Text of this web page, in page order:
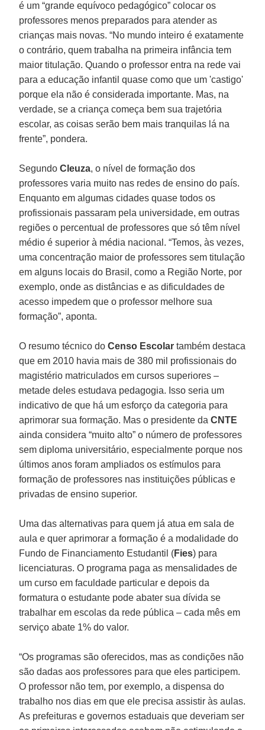
é um “grande equívoco pedagógico” colocar os
professores menos preparados para atender as
crianças mais novas. “No mundo inteiro é exatamente
o contrário, quem trabalha na primeira infância tem
maior titulação. Quando o professor entra na rede vai
para a educação infantil quase como que um 'castigo'
porque ela não é considerada importante. Mas, na
verdade, se a criança começa bem sua trajetória
escolar, as coisas serão bem mais tranquilas lá na
frente”, pondera.
SegundoCleuza, o nível de formação dos
professores varia muito nas redes de ensino do país.
Enquanto em algumas cidades quase todos os
profissionais passaram pela universidade, em outras
regiões o percentual de professores que só têm nível
médio é superior à média nacional. “Temos, às vezes,
uma concentração maior de professores sem titulação
em alguns locais do Brasil, como a Região Norte, por
exemplo, onde as distâncias e as dificuldades de
acesso impedem que o professor melhore sua
formação”, aponta.
O resumo técnico doCenso Escolar também destaca
que em 2010 havia mais de 380 mil profissionais do
magistério matriculados em cursos superiores –
metade deles estudava pedagogia. Isso seria um
indicativo de que há um esforço da categoria para
aprimorar sua formação. Mas o presidente daCNTE
ainda considera “muito alto” o número de professores
sem diploma universitário, especialmente porque nos
últimos anos foram ampliados os estímulos para
formação de professores nas instituições públicas e
privadas de ensino superior.
Uma das alternativas para quem já atua em sala de
aula e quer aprimorar a formação é a modalidade do
Fundo de Financiamento Estudantil (Fies) para
licenciaturas. O programa paga as mensalidades de
um curso em faculdade particular e depois da
formatura o estudante pode abater sua dívida se
trabalhar em escolas da rede pública – cada mês em
serviço abate 1% do valor.
“Os programas são oferecidos, mas as condições não
são dadas aos professores para que eles participem.
O professor não tem, por exemplo, a dispensa do
trabalho nos dias em que ele precisa assistir às aulas.
As prefeituras e governos estaduais que deveriam ser